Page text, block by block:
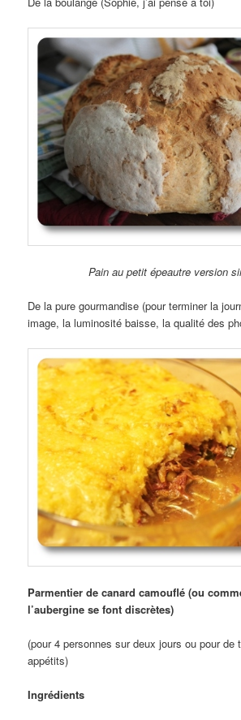
Pain au petit épeautre version
De la pure gourmandise (pour terminer la
image, la luminosité baisse, la qualité des
Parmentier de canard camouflé (ou
l’aubergine se font discrètes)
(pour 4 personnes sur deux jours ou pour de
appétits)
Ingrédients